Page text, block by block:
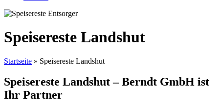
Speisereste Landshut
Startseite » Speisereste Landshut
Speisereste Landshut – Berndt GmbH ist
Ihr Partner